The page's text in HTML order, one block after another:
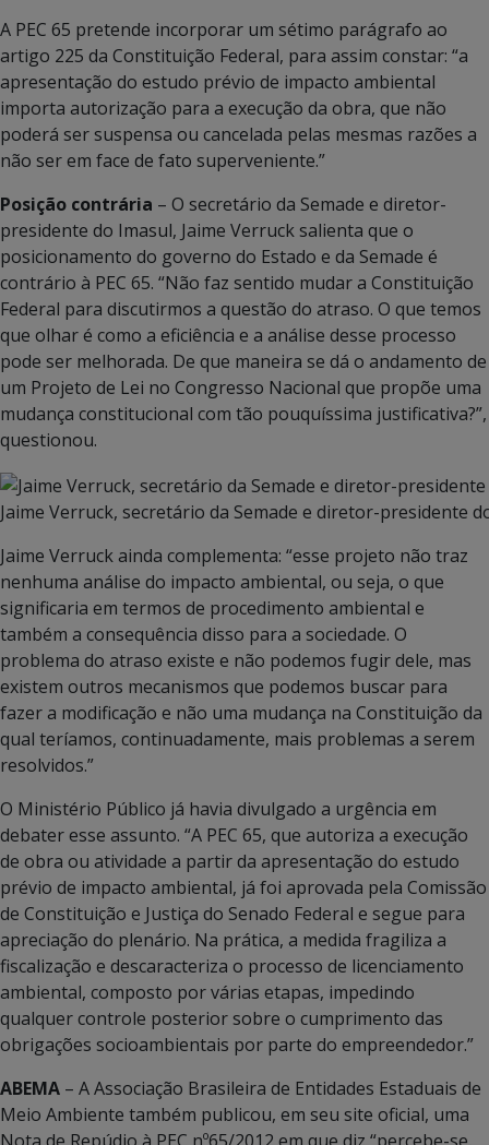
A PEC 65 pretende incorporar um sétimo parágrafo ao
artigo 225 da Constituição Federal, para assim constar: “a
apresentação do estudo prévio de impacto ambiental
importa autorização para a execução da obra, que não
poderá ser suspensa ou cancelada pelas mesmas razões a
não ser em face de fato superveniente.”
Posição contrária – O secretário da Semade e diretor-
presidente do Imasul, Jaime Verruck salienta que o
posicionamento do governo do Estado e da Semade é
contrário à PEC 65. “Não faz sentido mudar a Constituição
Federal para discutirmos a questão do atraso. O que temos
que olhar é como a eficiência e a análise desse processo
pode ser melhorada. De que maneira se dá o andamento de
um Projeto de Lei no Congresso Nacional que propõe uma
mudança constitucional com tão pouquíssima justificativa?”,
questionou.
Jaime Verruck, secretário da Semade e diretor-presidente
Jaime Verruck ainda complementa: “esse projeto não traz
nenhuma análise do impacto ambiental, ou seja, o que
significaria em termos de procedimento ambiental e
também a consequência disso para a sociedade. O
problema do atraso existe e não podemos fugir dele, mas
existem outros mecanismos que podemos buscar para
fazer a modificação e não uma mudança na Constituição da
qual teríamos, continuadamente, mais problemas a serem
resolvidos.”
O Ministério Público já havia divulgado a urgência em
debater esse assunto. “A PEC 65, que autoriza a execução
de obra ou atividade a partir da apresentação do estudo
prévio de impacto ambiental, já foi aprovada pela Comissão
de Constituição e Justiça do Senado Federal e segue para
apreciação do plenário. Na prática, a medida fragiliza a
fiscalização e descaracteriza o processo de licenciamento
ambiental, composto por várias etapas, impedindo
qualquer controle posterior sobre o cumprimento das
obrigações socioambientais por parte do empreendedor.”
ABEMA – A Associação Brasileira de Entidades Estaduais de
Meio Ambiente também publicou, em seu site oficial, uma